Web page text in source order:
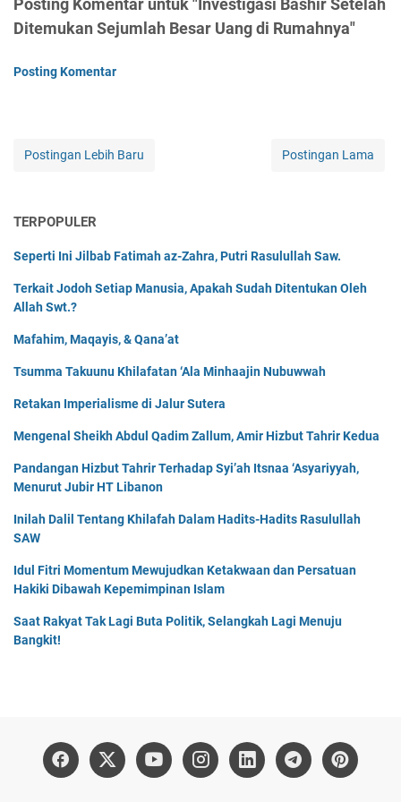
Posting Komentar untuk "Investigasi Bashir Setelah
Ditemukan Sejumlah Besar Uang di Rumahnya"
Posting Komentar
Postingan Lebih Baru Postingan Lama
TERPOPULER
Seperti Ini Jilbab Fatimah az-Zahra, Putri Rasulullah Saw.
Terkait Jodoh Setiap Manusia, Apakah Sudah Ditentukan Oleh
Allah Swt.?
Mafahim, Maqayis, & Qana’at
Tsumma Takuunu Khilafatan ‘Ala Minhaajin Nubuwwah
Retakan Imperialisme di Jalur Sutera
Mengenal Sheikh Abdul Qadim Zallum, Amir Hizbut Tahrir Kedua
Pandangan Hizbut Tahrir Terhadap Syi’ah Itsnaa ‘Asyariyyah,
Menurut Jubir HT Libanon
Inilah Dalil Tentang Khilafah Dalam Hadits-Hadits Rasulullah
SAW
Idul Fitri Momentum Mewujudkan Ketakwaan dan Persatuan
Hakiki Dibawah Kepemimpinan Islam
Saat Rakyat Tak Lagi Buta Politik, Selangkah Lagi Menuju
Bangkit!